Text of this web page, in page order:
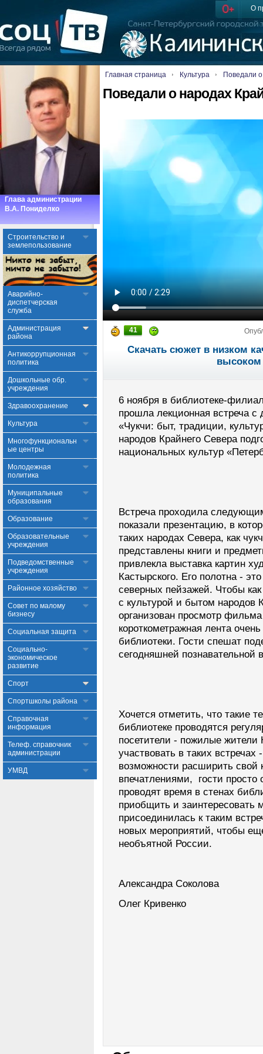
О
Глава администрации
В.А. Пониделко
Cтроительство и
землепользование
Аварийно-
диспетчерская
служба
Администрация
района
Антикоррупционная
политика
Дошкольные обр.
учреждения
Здравоохранение
Культура
Многофункциональн
ые центры
Молодежная
политика
Муниципальные
образования
Образование
Образовательные
учреждения
Подведомственные
учреждения
Районное хозяйство
Совет по малому
бизнесу
Социальная защита
Социально-
экономическое
развитие
Спорт
Спортшколы района
Справочная
информация
Телеф. справочник
администрации
УМВД
Главная страница Культура Поведали
Поведали о народах
41
Скачать сюжет в низком
высоком
6 ноября в библиотеке-
прошла лекционная встреча с
«Чукчи: быт, традиции,
народов Крайнего Севера
национальных культур
Встреча проходила
показали презентацию, в
таких народах Севера, как
представлены книги и
привлекла выставка картин
Кастырского. Его полотна -
северных пейзажей. Чтобы
с культурой и бытом народов
организован просмотр
короткометражная лента
библиотеки. Гости спешат
сегодняшней познавательной
Хочется отметить, что такие
библиотеке проводятся
посетители - пожилые жители
участвовать в таких
возможности расширить свой
впечатлениями, гости
проводят время в стенах
приобщить и заинтересовать
присоединилась к таким
новых мероприятий, чтобы
необъятной России.
Александра Соколова
Олег Кривенко